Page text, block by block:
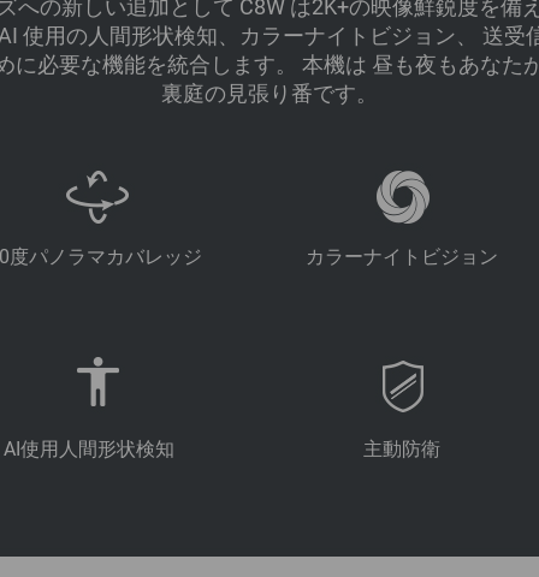
への新しい追加として C8W は2K+の映像鮮鋭度を備
使用の人間形状検知、カラーナイトビジョン、 送受
に必要な機能を統合します。 本機は 昼も夜もあなた
裏庭の見張り番です。
度パノラマカバレッジ カラーナイトビジョン
AI使用人間形状検知 主動防衛